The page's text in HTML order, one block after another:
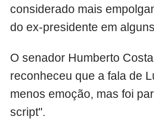
considerado mais
do ex-presidente em
O senador Humberto
reconheceu que a fala de
menos emoção, mas foi
script".